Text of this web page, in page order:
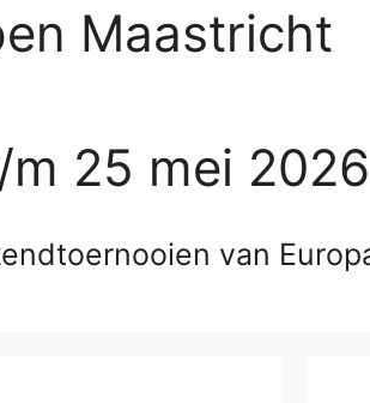
Maastricht
25 mei 2026
van